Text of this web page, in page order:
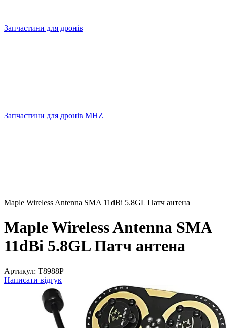
Запчастини для дронів
Запчастини для дронів MHZ
Maple Wireless Antenna SMA 11dBi 5.8GL Патч антена
Maple Wireless Antenna SMA
11dBi 5.8GL Патч антена
Артикул: T8988P
Написати відгук